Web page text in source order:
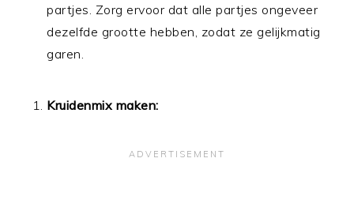
partjes. Zorg ervoor dat alle partjes ongeveer
dezelfde grootte hebben, zodat ze gelijkmatig
garen.
Kruidenmix maken: